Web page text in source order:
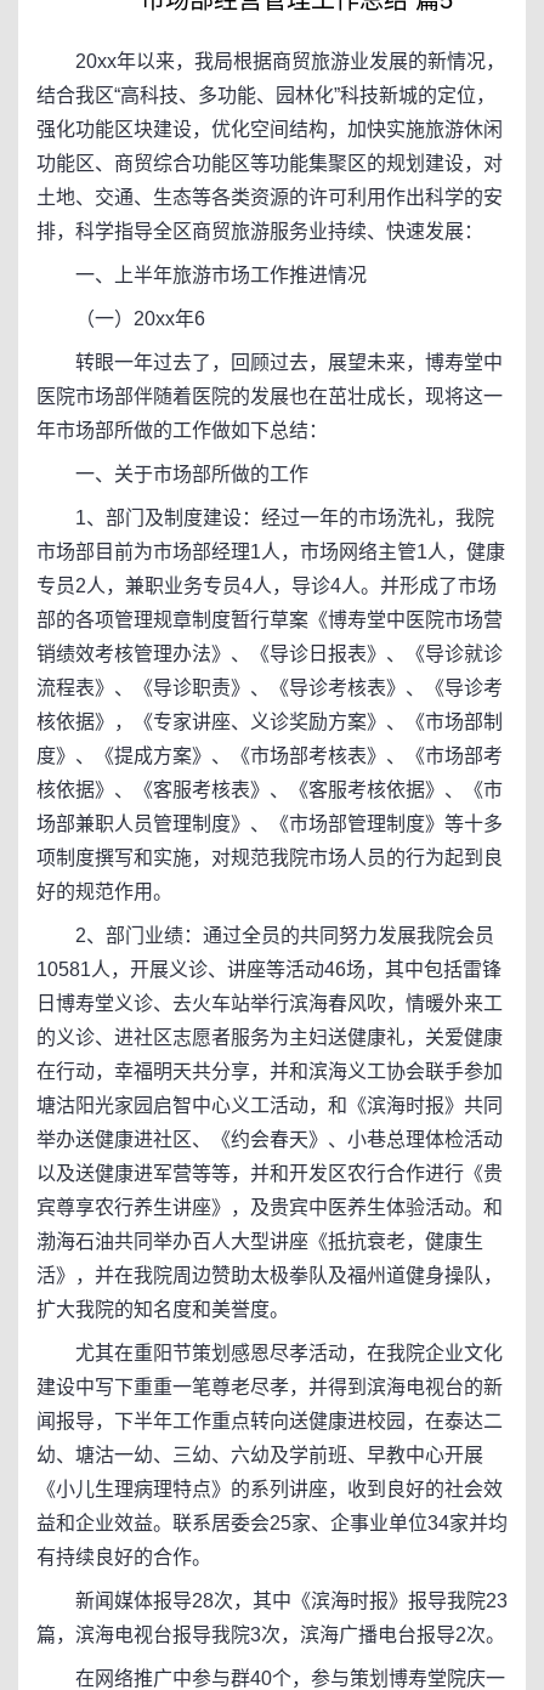
20xx年以来，我局根据商贸旅游业发展的新情况，
结合我区“高科技、多功能、园林化”科技新城的定位，
强化功能区块建设，优化空间结构，加快实施旅游休闲
功能区、商贸综合功能区等功能集聚区的规划建设，对
土地、交通、生态等各类资源的许可利用作出科学的安
排，科学指导全区商贸旅游服务业持续、快速发展：
一、上半年旅游市场工作推进情况
（一）20xx年6
转眼一年过去了，回顾过去，展望未来，博寿堂中
医院市场部伴随着医院的发展也在茁壮成长，现将这一
年市场部所做的工作做如下总结：
一、关于市场部所做的工作
1、部门及制度建设：经过一年的市场洗礼，我院
市场部目前为市场部经理1人，市场网络主管1人，健康
专员2人，兼职业务专员4人，导诊4人。并形成了市场
部的各项管理规章制度暂行草案《博寿堂中医院市场营
销绩效考核管理办法》、《导诊日报表》、《导诊就诊
流程表》、《导诊职责》、《导诊考核表》、《导诊考
核依据》，《专家讲座、义诊奖励方案》、《市场部制
度》、《提成方案》、《市场部考核表》、《市场部考
核依据》、《客服考核表》、《客服考核依据》、《市
场部兼职人员管理制度》、《市场部管理制度》等十多
项制度撰写和实施，对规范我院市场人员的行为起到良
好的规范作用。
2、部门业绩：通过全员的共同努力发展我院会员
10581人，开展义诊、讲座等活动46场，其中包括雷锋
日博寿堂义诊、去火车站举行滨海春风吹，情暖外来工
的义诊、进社区志愿者服务为主妇送健康礼，关爱健康
在行动，幸福明天共分享，并和滨海义工协会联手参加
塘沽阳光家园启智中心义工活动，和《滨海时报》共同
举办送健康进社区、《约会春天》、小巷总理体检活动
以及送健康进军营等等，并和开发区农行合作进行《贵
宾尊享农行养生讲座》，及贵宾中医养生体验活动。和
渤海石油共同举办百人大型讲座《抵抗衰老，健康生
活》，并在我院周边赞助太极拳队及福州道健身操队，
扩大我院的知名度和美誉度。
尤其在重阳节策划感恩尽孝活动，在我院企业文化
建设中写下重重一笔尊老尽孝，并得到滨海电视台的新
闻报导，下半年工作重点转向送健康进校园，在泰达二
幼、塘沽一幼、三幼、六幼及学前班、早教中心开展
《小儿生理病理特点》的系列讲座，收到良好的社会效
益和企业效益。联系居委会25家、企事业单位34家并均
有持续良好的合作。
新闻媒体报导28次，其中《滨海时报》报导我院23
篇，滨海电视台报导我院3次，滨海广播电台报导2次。
在网络推广中参与群40个，参与策划博寿堂院庆一